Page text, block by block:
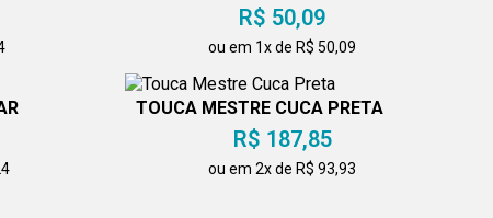
R$ 50,09
ou em 1x de R$ 50,09
TOUCA MESTRE CUCA PRETA
R$ 187,85
ou em 2x de R$ 93,93